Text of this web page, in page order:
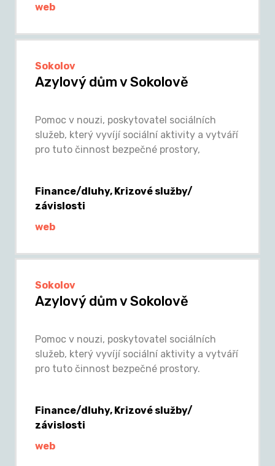
web
Sokolov
Azylový dům v Sokolově
Pomoc v nouzi, poskytovatel sociálních
služeb, který vyvíjí sociální aktivity a vytváří
pro tuto činnost bezpečné prostory,
Finance/dluhy, Krizové služby/
závislosti
web
Sokolov
Azylový dům v Sokolově
Pomoc v nouzi, poskytovatel sociálních
služeb, který vyvíjí sociální aktivity a vytváří
pro tuto činnost bezpečné prostory.
Finance/dluhy, Krizové služby/
závislosti
web